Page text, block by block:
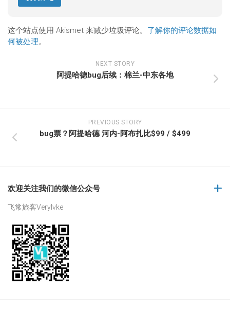
这个站点使用 Akismet 来减少垃圾评论。 了解你的评论数据如
何被处理。
NEXT STORY
阿提哈德bug后续：棉兰-中东各地
PREVIOUS STORY
bug票？阿提哈德 河内-阿布扎比$99 / $499
欢迎关注我们的微信公众号
飞常旅客Verylvke